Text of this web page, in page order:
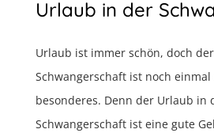
Urlaub in der
Urlaub ist immer schön, doch
Schwangerschaft ist noch einmal
besonderes. Denn der Urlaub in
Schwangerschaft ist eine gute